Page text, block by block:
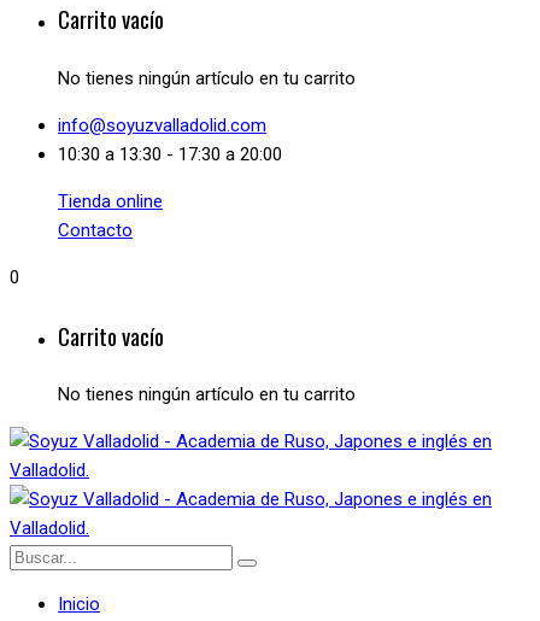
Carrito vacío
No tienes ningún artículo en tu carrito
info@soyuzvalladolid.com
10:30 a 13:30 - 17:30 a 20:00
Tienda online
Contacto
0
Carrito vacío
No tienes ningún artículo en tu carrito
Inicio